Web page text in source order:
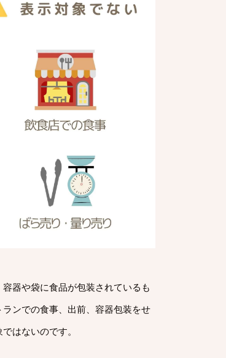
器や袋に食品が包装されているも
ンでの食事、出前、容器包装をせ
はないのです。